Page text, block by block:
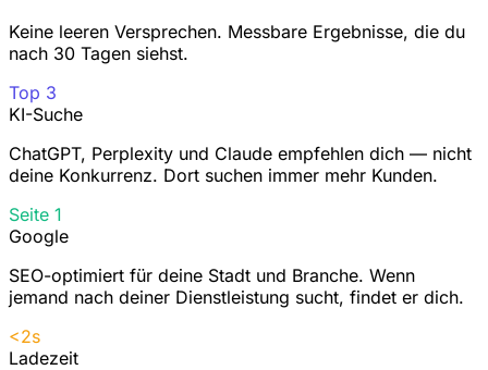
Keine leeren Versprechen. Messbare Ergebnisse, die du
nach 30 Tagen siehst.
Top 3
KI-Suche
ChatGPT, Perplexity und Claude empfehlen dich — nicht
deine Konkurrenz. Dort suchen immer mehr Kunden.
Seite 1
Google
SEO-optimiert für deine Stadt und Branche. Wenn
jemand nach deiner Dienstleistung sucht, findet er dich.
<2s
Ladezeit